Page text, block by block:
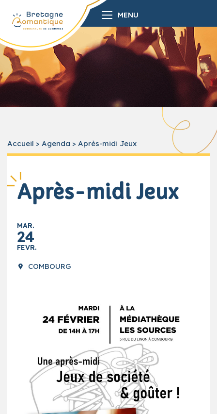
MENU
Accueil > Agenda > Après-midi Jeux
Après-midi Jeux
MAR.
24
FEVR.
COMBOURG